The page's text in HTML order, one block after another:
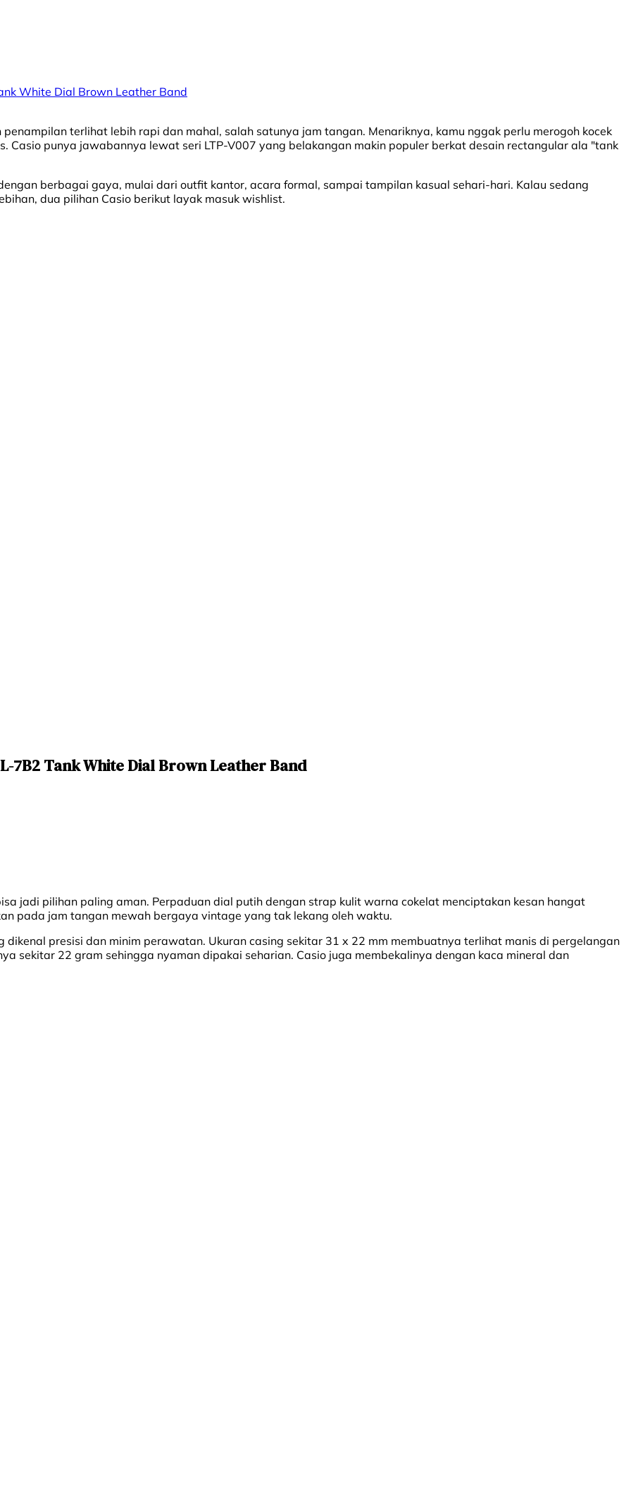
White Dial Brown Leather Band
terlihat lebih rapi dan mahal, salah satunya jam tangan. Menariknya, kamu nggak perlu merogoh kocek
Casio punya jawabannya lewat seri LTP-V007 yang belakangan makin populer berkat desain rectangular ala "tank
berbagai gaya, mulai dari outfit kantor, acara formal, sampai tampilan kasual sehari-hari. Kalau sedang
dua pilihan Casio berikut layak masuk wishlist.
7B2 Tank White Dial Brown Leather Band
jadi pilihan paling aman. Perpaduan dial putih dengan strap kulit warna cokelat menciptakan kesan hangat
pada jam tangan mewah bergaya vintage yang tak lekang oleh waktu.
dikenal presisi dan minim perawatan. Ukuran casing sekitar 31 x 22 mm membuatnya terlihat manis di pergelangan
sekitar 22 gram sehingga nyaman dipakai seharian. Casio juga membekalinya dengan kaca mineral dan